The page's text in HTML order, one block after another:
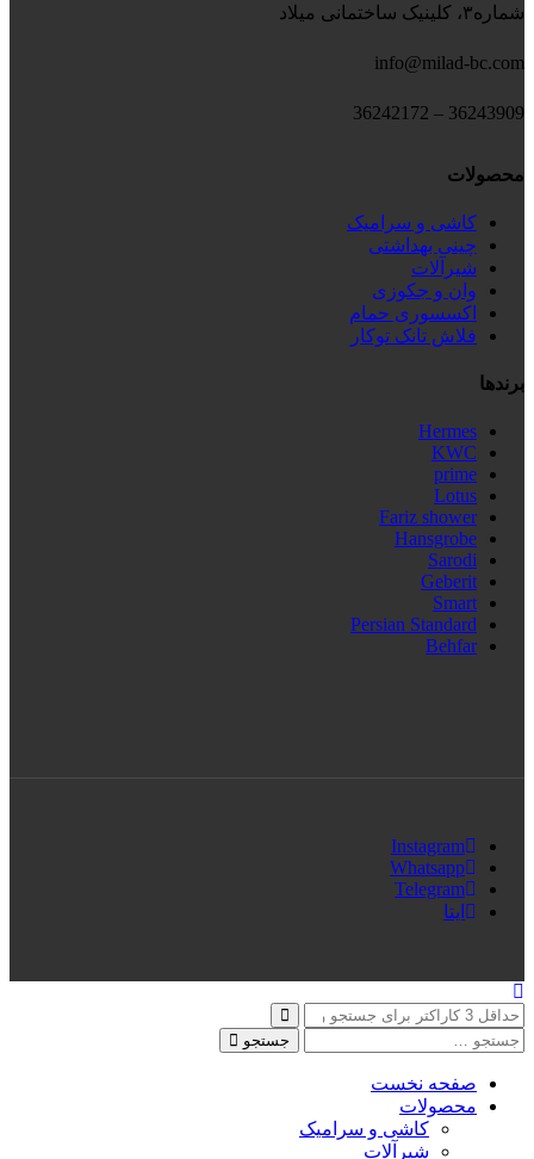
شماره۳، کلینیک ساختمانی میلاد
info@milad-bc.com
36243909 – 36242172
محصولات
کاشی و سرامیک
چینی بهداشتی
شیرآلات
وان و جکوزی
اکسسوری حمام
فلاش تانک توکار
برندها
Hermes
KWC
prime
Lotus
Fariz shower
Hansgrobe
Sarodi
Geberit
Smart
Persian Standard
Behfar
Instagram
Whatsapp
Telegram
ایتا
جستجو
صفحه نخست
محصولات
کاشی و سرامیک
شیرآلات